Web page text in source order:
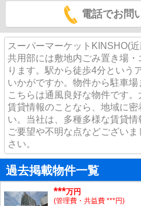
電話でお問
スーパーマーケットKINSHO(
共用部には敷地内ごみ置き場
ります。駅から徒歩4分という
いかがですか。物件から駐車場
こちらは通風良好な物件です
賃貸情報のことなら、地域に
い。当社は、多種多様な賃貸情
ご要望や不明な点などござい
さい。
過去掲載物件一覧
***万円
(管理費・共益費 ***円)